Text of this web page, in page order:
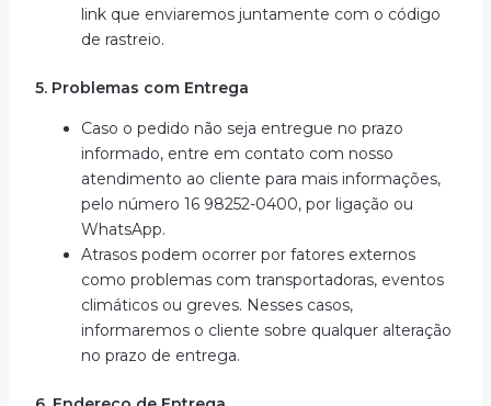
link que enviaremos juntamente com o código
de rastreio.
5. Problemas com Entrega
Caso o pedido não seja entregue no prazo
informado, entre em contato com nosso
atendimento ao cliente para mais informações,
pelo número 16 98252-0400, por ligação ou
WhatsApp.
Atrasos podem ocorrer por fatores externos
como problemas com transportadoras, eventos
climáticos ou greves. Nesses casos,
informaremos o cliente sobre qualquer alteração
no prazo de entrega.